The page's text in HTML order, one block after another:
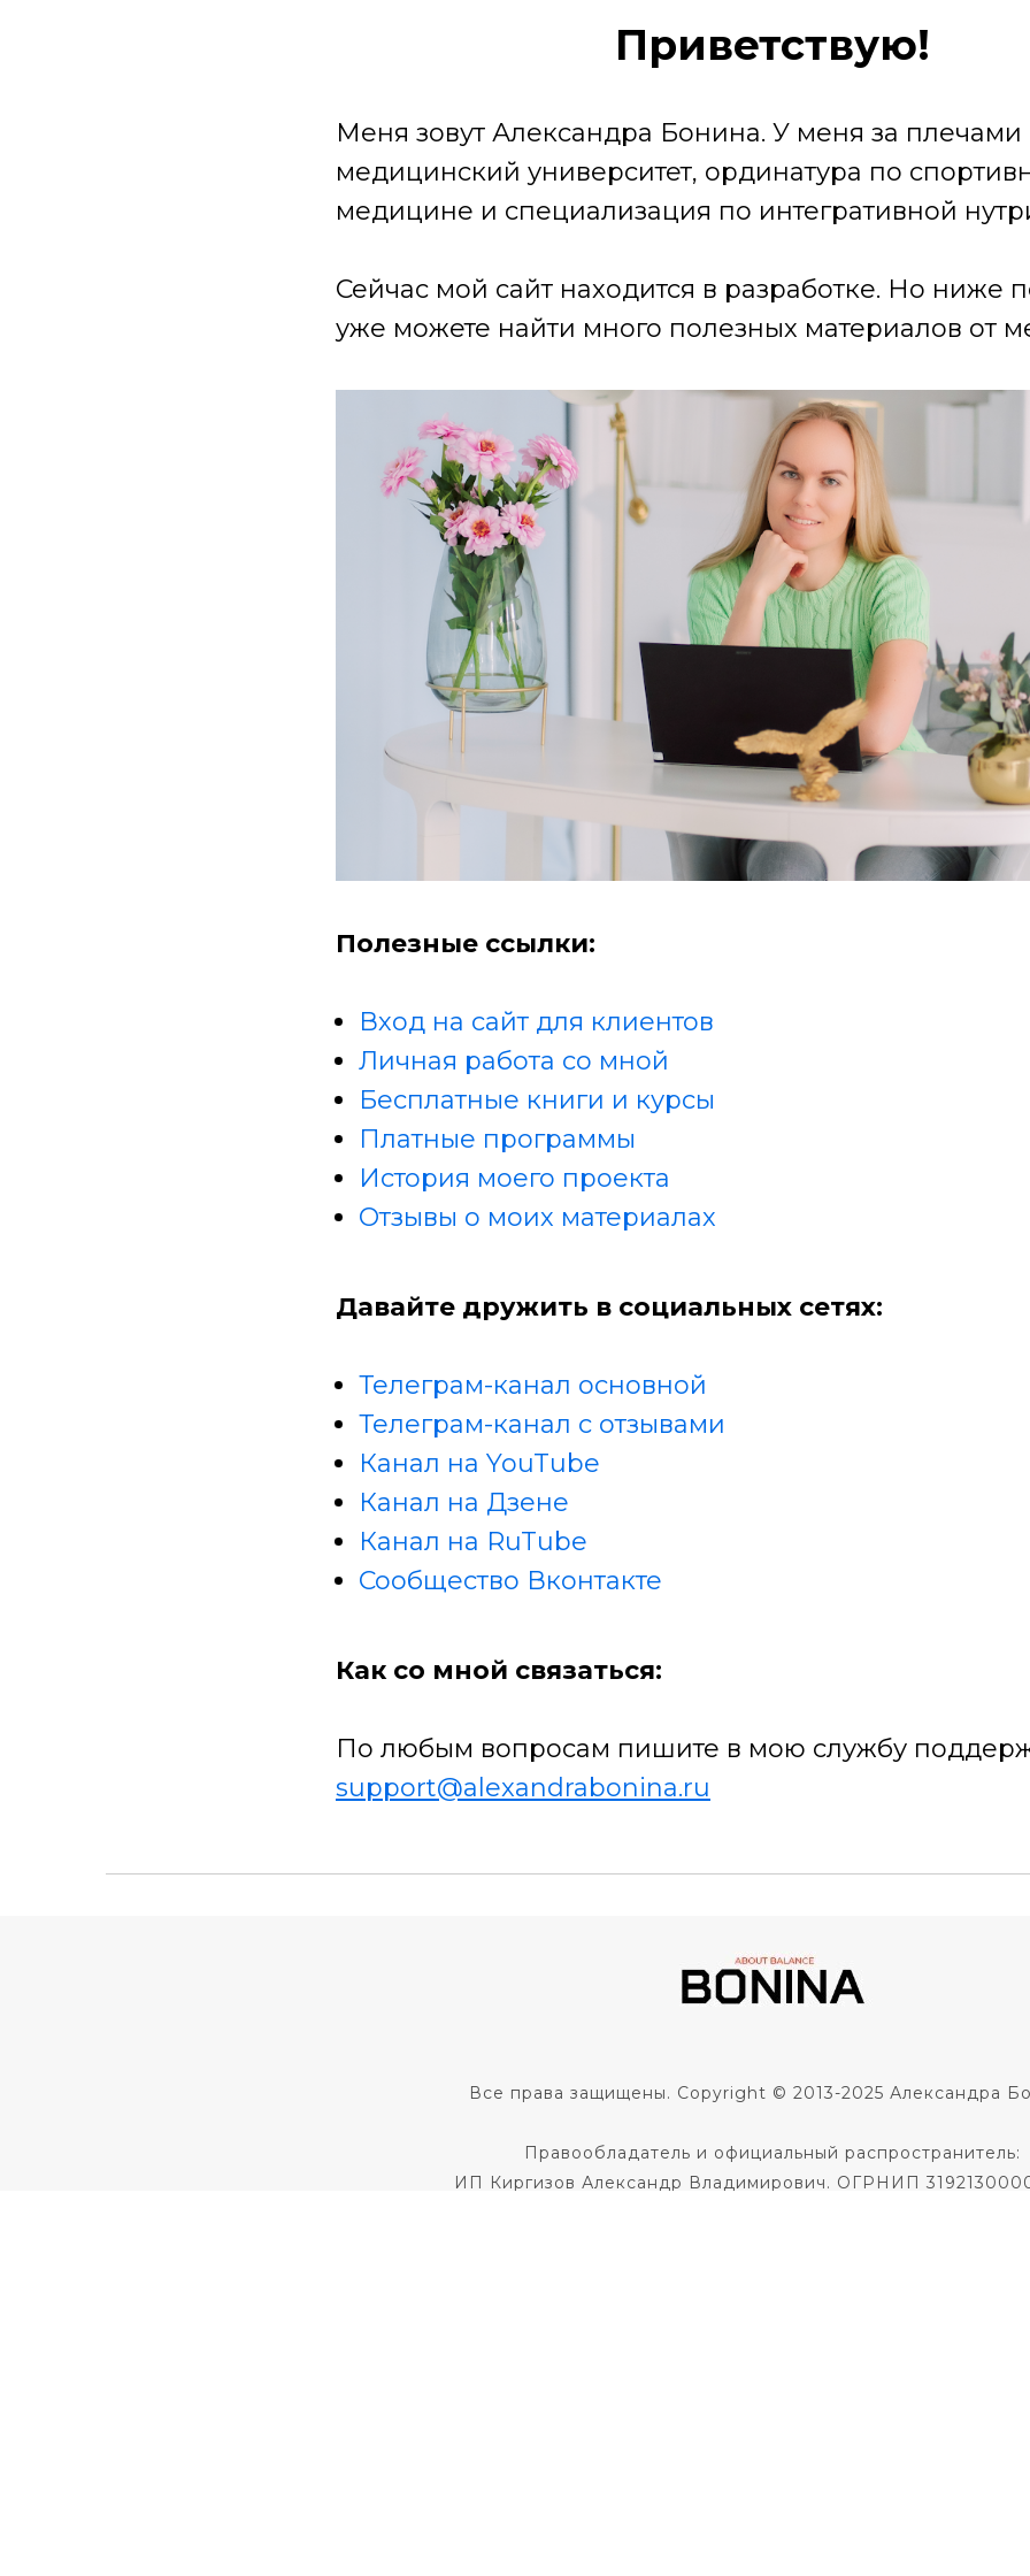
Приветствую!
Меня зовут Александра Бонина. У меня за плечами
медицинский университет, ординатура по
медицине и специализация по интегративной
Сейчас мой сайт находится в разработке. Но ниже
уже можете найти много полезных материалов от
Полезные ссылки:
Вход на сайт для клиентов
Личная работа со мной
Бесплатные книги и курсы
Платные программы
История моего проекта
Отзывы о моих материалах
Давайте дружить в социальных сетях:
Телеграм-канал основной
Телеграм-канал с отзывами
Канал на YouTube
Канал на Дзене
Канал на RuTube
Сообщество Вконтакте
Как со мной связаться:
По любым вопросам пишите в мою службу
support@alexandrabonina.ru
Все права защищены. Copyright © 2013-2025 Александра
Правообладатель и официальный распространитель:
ИП Киргизов Александр Владимирович. ОГРНИП